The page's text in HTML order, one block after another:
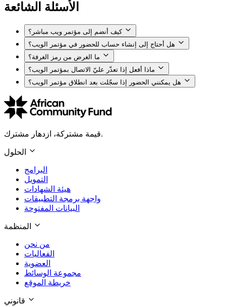
الأسئلة الشائعة
كيف أنضم إلى مؤتمر ويب مباشر؟
هل أحتاج إلى إنشاء حساب للحضور في مؤتمر الويب؟
ما الغرض من رمز الغرفة؟
ماذا أفعل إذا تعذّر عليّ الاتصال بمؤتمر الويب؟
هل يمكنني الحضور إذا سجّلت بعد انطلاق مؤتمر الويب؟
قيمة مشتركة، ازدهار مشترك.
الحلول
البرامج
التمويل
هيئة الشهادات
واجهة برمجة التطبيقات
البيانات المفتوحة
المنظمة
من نحن
الفعاليات
العضوية
مجموعة الوسائط
خريطة الموقع
قانوني